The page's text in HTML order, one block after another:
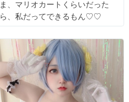
ま、マリオカートくらいだった
ら、私だってできるもん♡♡